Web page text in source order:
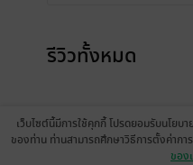
รีวิวทั้งหมด
เว็บไซต์นี้มีการใช้คุกกี้ โปรดยอมรับนโย
ของท่าน ท่านสามารถศึกษาวิธีการตั้งค่าก
ของ